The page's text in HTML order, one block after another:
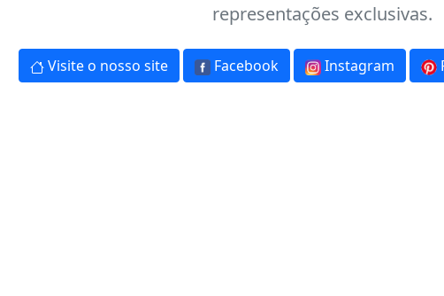
representações exclusivas.
Visite o nosso site Facebook Instagram